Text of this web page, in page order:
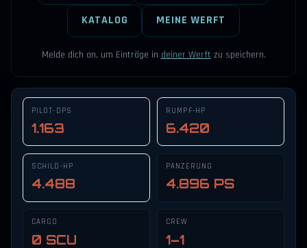
KATALOG MEINE WERFT
Melde dich an, um Einträge in deiner Werft zu speichern.
PILOT-DPS
1.163
RUMPF-HP
6.420
SCHILD-HP
4.488
PANZERUNG
4.896 PS
CARGO
0 SCU
CREW
1–1